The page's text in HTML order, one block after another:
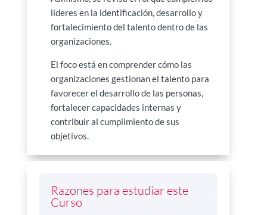
líderes en la identificación, desarrollo y
fortalecimiento del talento dentro de las
organizaciones.
El foco está en comprender cómo las
organizaciones gestionan el talento para
favorecer el desarrollo de las personas,
fortalecer capacidades internas y
contribuir al cumplimiento de sus
objetivos.
Razones para estudiar este
Curso